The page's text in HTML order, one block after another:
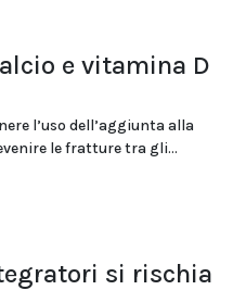
e vitamina D
l’uso dell’aggiunta alla
le fratture tra gli...
si rischia